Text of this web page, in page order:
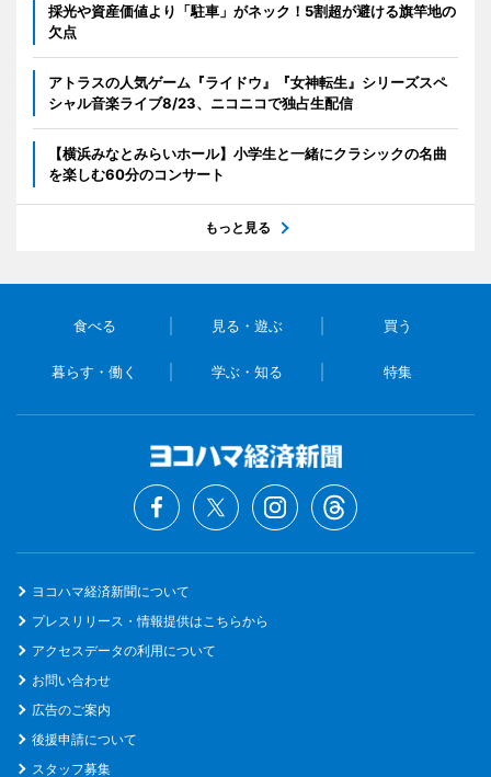
採光や資産価値より「駐車」がネック！5割超が避ける旗竿地の
欠点
アトラスの人気ゲーム『ライドウ』『女神転生』シリーズスペ
シャル音楽ライブ8/23、ニコニコで独占生配信
【横浜みなとみらいホール】小学生と一緒にクラシックの名曲
を楽しむ60分のコンサート
もっと見る
食べる 見る・遊ぶ 買う
暮らす・働く 学ぶ・知る 特集
ヨコハマ経済新聞について
プレスリリース・情報提供はこちらから
アクセスデータの利用について
お問い合わせ
広告のご案内
後援申請について
スタッフ募集